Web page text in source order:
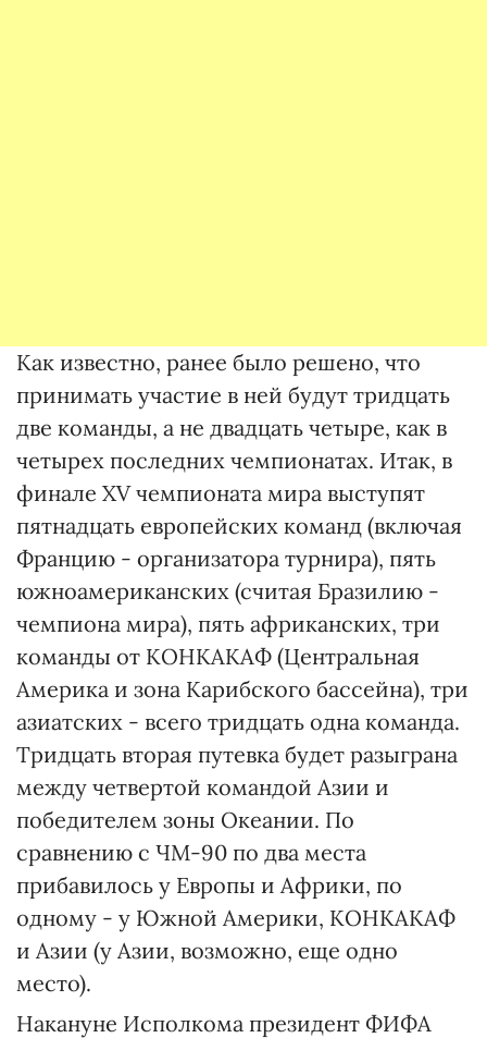
Как известно, ранее было решено, что
принимать участие в ней будут тридцать
две команды, а не двадцать четыре, как в
четырех последних чемпионатах. Итак, в
финале XV чемпионата мира выступят
пятнадцать европейских команд (включая
Францию - организатора турнира), пять
южноамериканских (считая Бразилию -
чемпиона мира), пять африканских, три
команды от КОНКАКАФ (Центральная
Америка и зона Карибского бассейна), три
азиатских - всего тридцать одна команда.
Тридцать вторая путевка будет разыграна
между четвертой командой Азии и
победителем зоны Океании. По
сравнению с ЧМ-90 по два места
прибавилось у Европы и Африки, по
одному - у Южной Америки, КОНКАКАФ
и Азии (у Азии, возможно, еще одно
место).
Накануне Исполкома президент ФИФА